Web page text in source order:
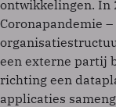
ontwikkelingen. In
Coronapandemie
een externe partij
richting een
applicaties